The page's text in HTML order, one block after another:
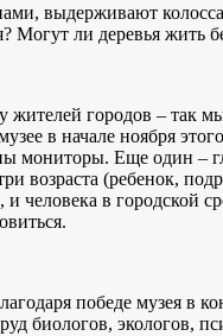
выдерживают
ли деревья жить
городов – так
в начале ноября
мониторы. Еще один
возраста (ребенок,
человека в городской
победе
биологов, экологов,